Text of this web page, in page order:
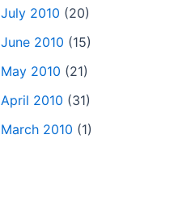
July 2010 (20)
June 2010 (15)
May 2010 (21)
April 2010 (31)
March 2010 (1)